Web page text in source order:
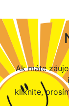
Ak máte
kliknite,